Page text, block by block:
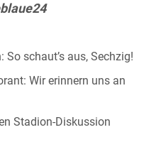
schaut’s aus, Sechzig!
Wir erinnern uns an
Stadion-Diskussion